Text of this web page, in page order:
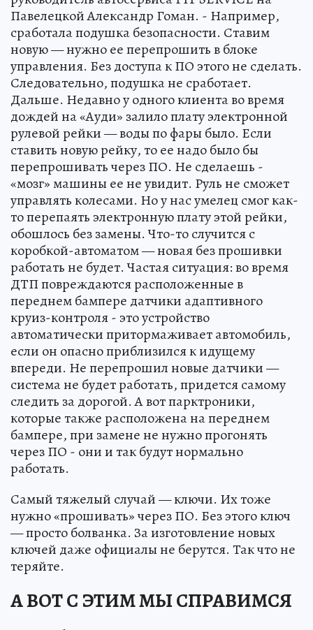
Павелецкой Александр Гоман. - Например,
сработала подушка безопасности. Ставим
новую — нужно ее перепрошить в блоке
управления. Без доступа к ПО этого не сделать.
Следовательно, подушка не сработает.
Дальше. Недавно у одного клиента во время
дождей на «Ауди» залило плату электронной
рулевой рейки — воды по фары было. Если
ставить новую рейку, то ее надо было бы
перепрошивать через ПО. Не сделаешь -
«мозг» машины ее не увидит. Руль не сможет
управлять колесами. Но у нас умелец смог как-
то перепаять электронную плату этой рейки,
обошлось без замены. Что-то случится с
коробкой-автоматом — новая без прошивки
работать не будет. Частая ситуация: во время
ДТП повреждаются расположенные в
переднем бампере датчики адаптивного
круиз-контроля - это устройство
автоматически притормаживает автомобиль,
если он опасно приблизился к идущему
впереди. Не перепрошил новые датчики —
система не будет работать, придется самому
следить за дорогой. А вот парктроники,
которые также расположена на переднем
бампере, при замене не нужно прогонять
через ПО - они и так будут нормально
работать.
Самый тяжелый случай — ключи. Их тоже
нужно «прошивать» через ПО. Без этого ключ
— просто болванка. За изготовление новых
ключей даже официалы не берутся. Так что не
теряйте.
А ВОТ С ЭТИМ МЫ СПРАВИМСЯ